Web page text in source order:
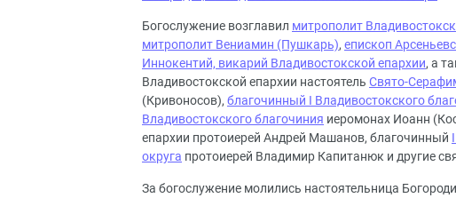
Богослужение возглавил митрополит
митрополит Вениамин (Пушкарь), епископ
Иннокентий, викарий Владивостокской епархии, а
Владивостокской епархии настоятель Свято-
(Кривоносов), благочинный I Владивостокского
Владивостокского благочиния иеромонах Иоанн
епархии протоиерей Андрей Машанов, благочинный
округа протоиерей Владимир Капитанюк и другие
За богослужение молились настоятельница